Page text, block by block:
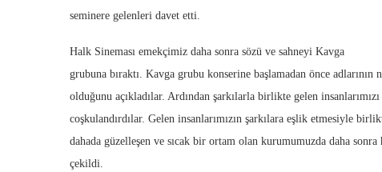
seminere gelenleri davet etti.
Halk Sineması emekçimiz daha sonra sözü ve sahneyi Kavga
grubuna bıraktı. Kavga grubu konserine başlamadan önce adlarının
olduğunu açıkladılar. Ardından şarkılarla birlikte gelen insanlarımızı
coşkulandırdılar. Gelen insanlarımızın şarkılara eşlik etmesiyle
dahada güzelleşen ve sıcak bir ortam olan kurumumuzda daha sonra
çekildi.